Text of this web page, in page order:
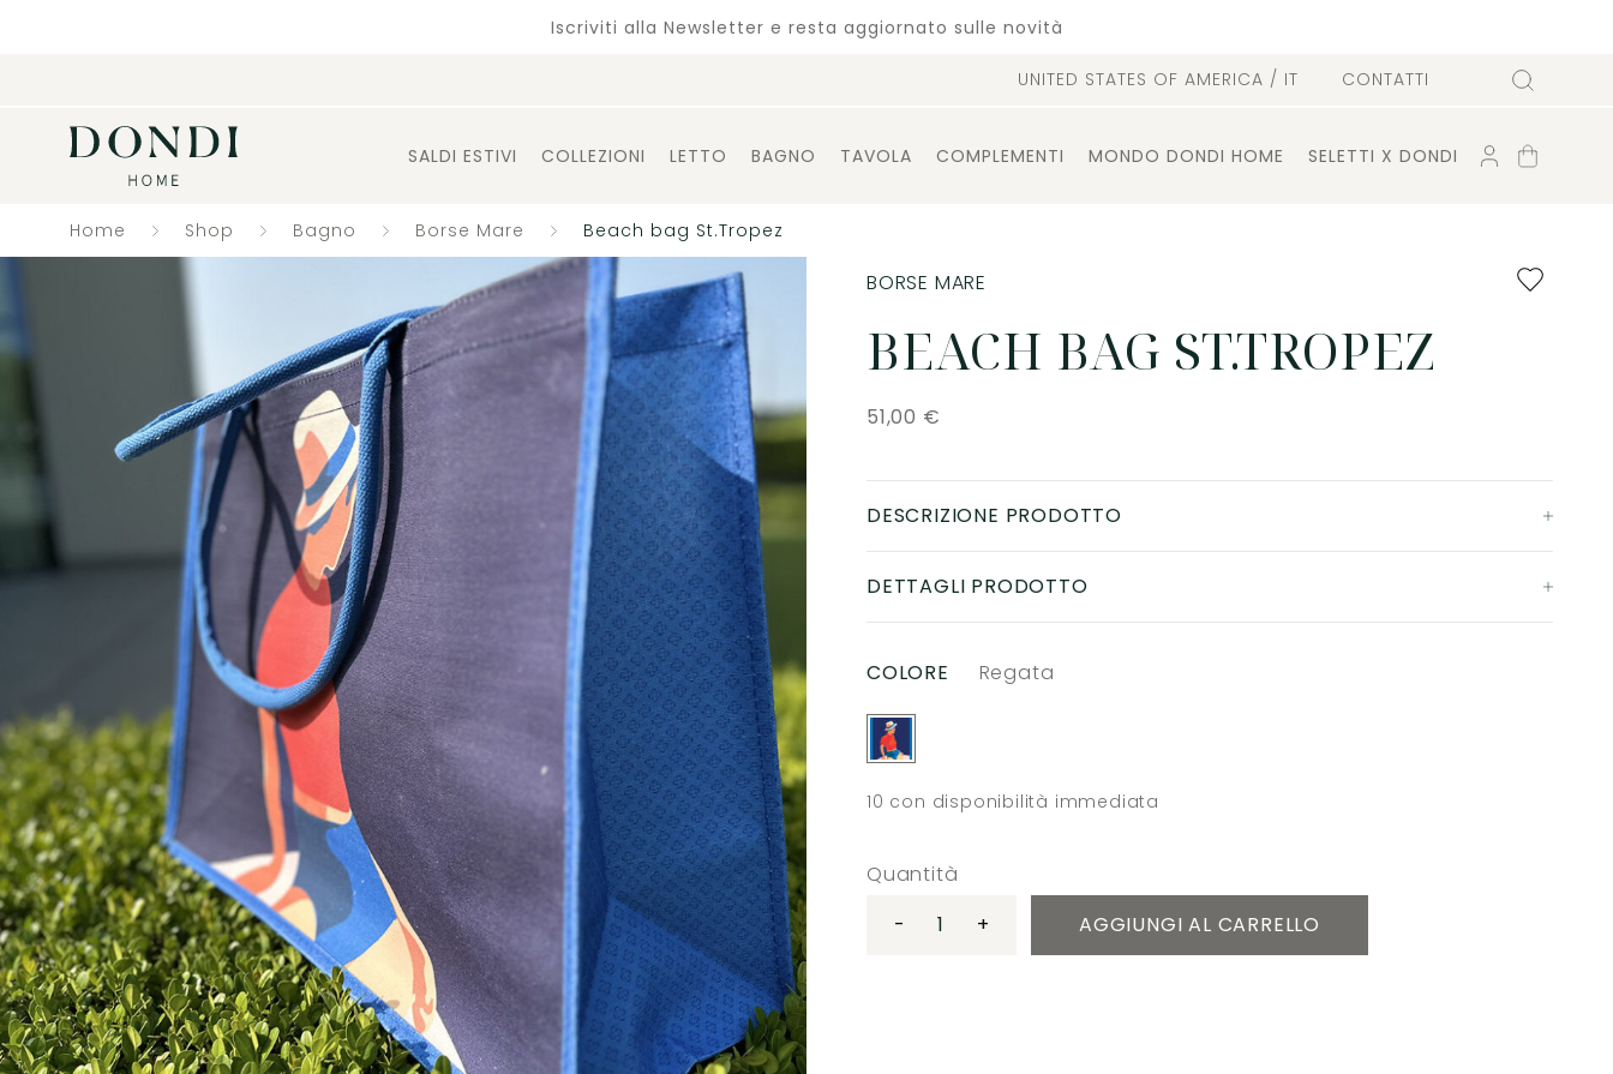
Iscriviti alla Newsletter e resta aggiornato sulle novità
UNITED STATES OF AMERICA / IT CONTATTI Cerca
SALDI ESTIVI COLLEZIONI LETTO BAGNO TAVOLA COMPLEMENTI MONDO DONDI HOME SELETTI X DONDI ACCOUNT
CARRELLO
Home Shop Bagno Borse Mare Beach bag St.Tropez
Aggiungi
BEACH BAG ST.TROPEZ
BORSE MARE
51,00 €
DESCRIZIONE PRODOTTO
DETTAGLI PRODOTTO
COLORE Regata
10 con disponibilità immediata
Quantità
-
+ AGGIUNGI AL CARRELLO